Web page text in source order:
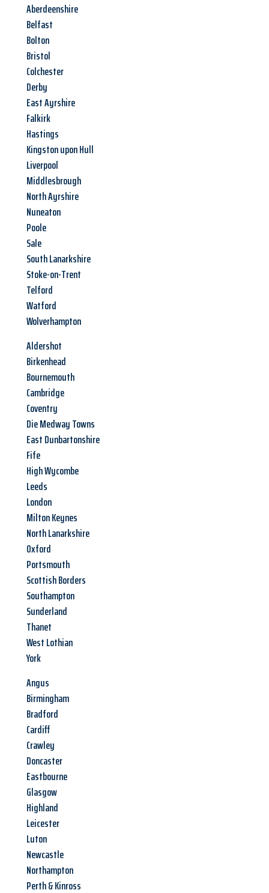
Aberdeenshire
Belfast
Bolton
Bristol
Colchester
Derby
East Ayrshire
Falkirk
Hastings
Kingston upon Hull
Liverpool
Middlesbrough
North Ayrshire
Nuneaton
Poole
Sale
South Lanarkshire
Stoke-on-Trent
Telford
Watford
Wolverhampton
Aldershot
Birkenhead
Bournemouth
Cambridge
Coventry
Die Medway Towns
East Dunbartonshire
Fife
High Wycombe
Leeds
London
Milton Keynes
North Lanarkshire
Oxford
Portsmouth
Scottish Borders
Southampton
Sunderland
Thanet
West Lothian
York
Angus
Birmingham
Bradford
Cardiff
Crawley
Doncaster
Eastbourne
Glasgow
Highland
Leicester
Luton
Newcastle
Northampton
Perth & Kinross